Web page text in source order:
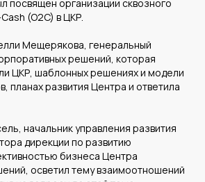
посвящен организации сквозного
(O2C) в ЦКР.
Мещерякова, генеральный
решений, которая
ЦКР, шаблонных решениях и модели
планах развития Центра и ответила
начальник управления развития
дирекции по развитию
бизнеса Центра
осветил тему взаимоотношений